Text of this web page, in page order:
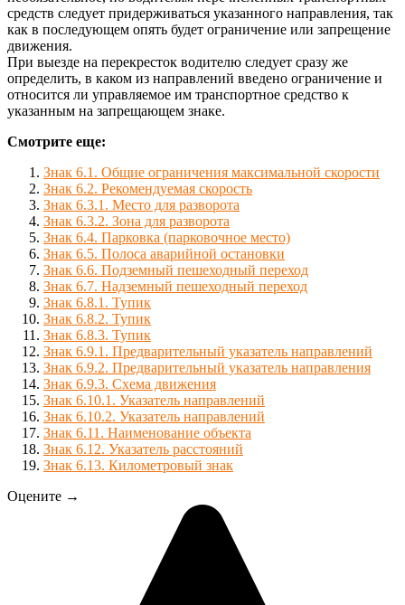
средств следует придерживаться указанного направления, так
как в последующем опять будет ограничение или запрещение
движения.
При выезде на перекресток водителю следует сразу же
определить, в каком из направлений введено ограничение и
относится ли управляемое им транспортное средство к
указанным на запрещающем знаке.
Смотрите еще:
Знак 6.1. Общие ограничения максимальной скорости
Знак 6.2. Рекомендуемая скорость
Знак 6.3.1. Место для разворота
Знак 6.3.2. Зона для разворота
Знак 6.4. Парковка (парковочное место)
Знак 6.5. Полоса аварийной остановки
Знак 6.6. Подземный пешеходный переход
Знак 6.7. Надземный пешеходный переход
Знак 6.8.1. Тупик
Знак 6.8.2. Тупик
Знак 6.8.3. Тупик
Знак 6.9.1. Предварительный указатель направлений
Знак 6.9.2. Предварительный указатель направления
Знак 6.9.3. Схема движения
Знак 6.10.1. Указатель направлений
Знак 6.10.2. Указатель направлений
Знак 6.11. Наименование объекта
Знак 6.12. Указатель расстояний
Знак 6.13. Километровый знак
Оцените →